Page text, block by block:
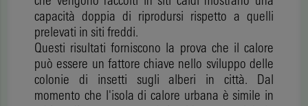
capacità doppia di riprodursi rispetto a quelli
prelevati in siti freddi.
Questi risultati forniscono la prova che il calore
può essere un fattore chiave nello sviluppo delle
colonie di insetti sugli alberi in città. Dal
momento che l'isola di calore urbana è simile in